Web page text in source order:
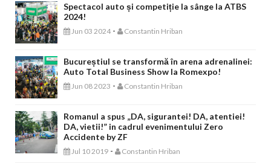
Spectacol auto și competiție la sânge la ATBS
2024!
Jun 03 2024 - Constantin Hriban
Bucureștiul se transformă în arena adrenalinei:
Auto Total Business Show la Romexpo!
Jun 08 2023 - Constantin Hriban
Romanul a spus „DA, sigurantei! DA, atentiei!
DA, vietii!” in cadrul evenimentului Zero
Accidente by ZF
Jul 10 2019 - Constantin Hriban